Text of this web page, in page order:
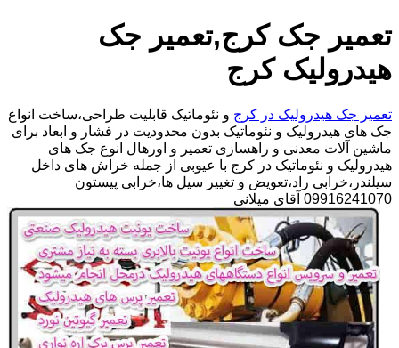
تعمیر جک کرج,تعمیر جک
هیدرولیک کرج
تعمیر جک هیدرولیک در کرج و نئوماتیک قابلیت طراحی،ساخت انواع
جک های هیدرولیک و نئوماتیک بدون محدودیت در فشار و ابعاد برای
ماشین آلات معدنی و راهسازی تعمیر و اورهال انوع جک های
هیدرولیک و نئوماتیک در کرج با عیوبی از جمله خراش های داخل
سیلندر،خرابی راد،تعویض و تغییر سیل ها،خرابی پیستون
09916241070 آقای میلانی